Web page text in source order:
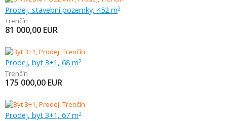
Prodej, stavební pozemky, 452 m2
Trenčín
81 000,00 EUR
Prodej, byt 3+1, 68 m2
Trenčín
175 000,00 EUR
Prodej, byt 3+1, 67 m2